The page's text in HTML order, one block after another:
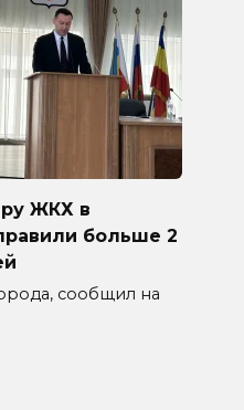
ЖКХ в
больше 2
сообщил на